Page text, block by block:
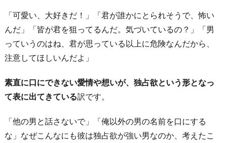
「可愛い、大好きだ！」「君が誰かにとられそうで、怖い
んだ」「皆が君を狙ってるんだ。気づいているの？」「男
っていうのはね、君が思っている以上に危険なんだから、
注意してほしいんだよ」
素直に口にできない愛情や想いが、独占欲という形となっ
て表に出てきている訳です。
「他の男と話さないで」「俺以外の男の名前を口にする
な」なぜこんなにも彼は独占欲が強い男なのか、考えたこ